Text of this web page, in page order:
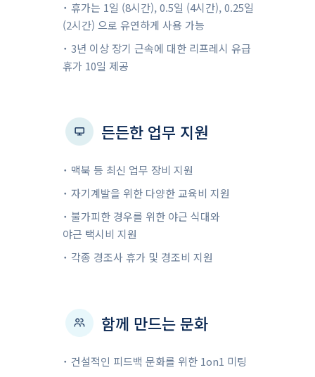
˙ 휴가는 1일 (8시간), 0.5일 (4시간), 0.25일
(2시간) 으로 유연하게 사용 가능
˙ 3년 이상 장기 근속에 대한 리프레시 유급
휴가 10일 제공
든든한 업무 지원
˙ 맥북 등 최신 업무 장비 지원
˙ 자기계발을 위한 다양한 교육비 지원
˙ 불가피한 경우를 위한 야근 식대와
야근 택시비 지원
˙ 각종 경조사 휴가 및 경조비 지원
함께 만드는 문화
˙ 건설적인 피드백 문화를 위한 1on1 미팅